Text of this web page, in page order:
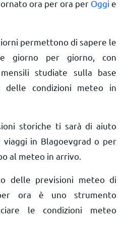
ora per ora per Oggi e
permettono di sapere le
giorno per giorno, con
studiate sulla base
delle condizioni meteo in
storiche ti sarà di aiuto
in Blagoevgrad o per
al meteo in arrivo.
delle previsioni meteo di
ora è uno strumento
le condizioni meteo